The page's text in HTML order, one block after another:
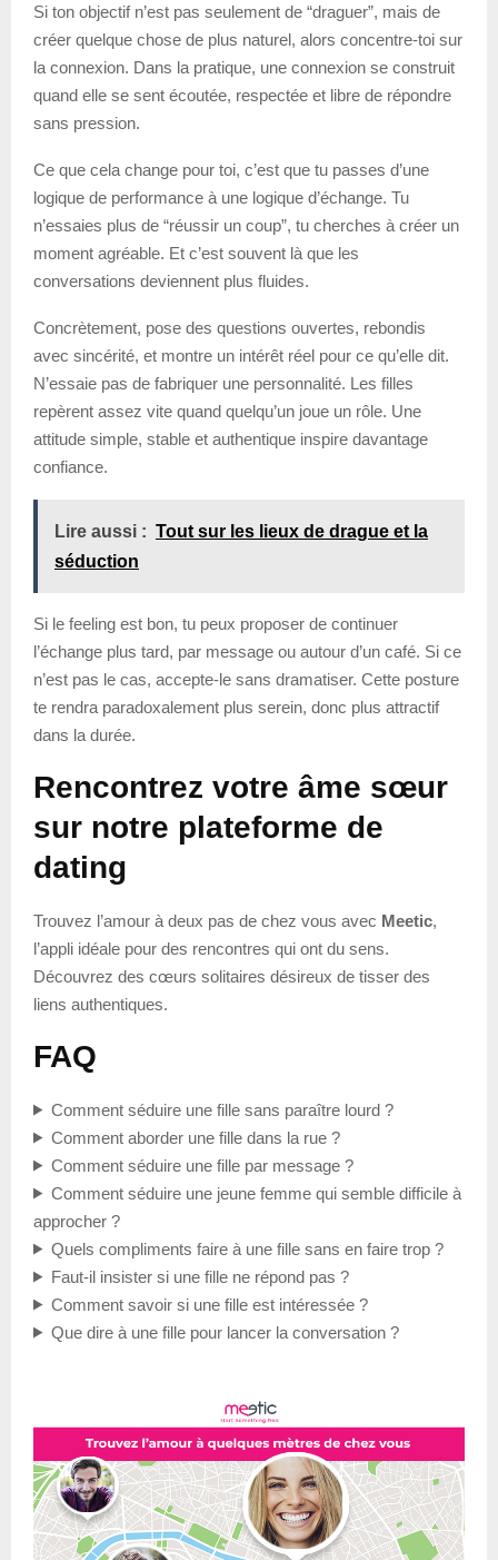
Si ton objectif n’est pas seulement de “draguer”, mais de
créer quelque chose de plus naturel, alors concentre-toi sur
la connexion. Dans la pratique, une connexion se construit
quand elle se sent écoutée, respectée et libre de répondre
sans pression.
Ce que cela change pour toi, c’est que tu passes d’une
logique de performance à une logique d’échange. Tu
n’essaies plus de “réussir un coup”, tu cherches à créer un
moment agréable. Et c’est souvent là que les
conversations deviennent plus fluides.
Concrètement, pose des questions ouvertes, rebondis
avec sincérité, et montre un intérêt réel pour ce qu’elle dit.
N’essaie pas de fabriquer une personnalité. Les filles
repèrent assez vite quand quelqu’un joue un rôle. Une
attitude simple, stable et authentique inspire davantage
confiance.
Lire aussi : Tout sur les lieux de drague et la
séduction
Si le feeling est bon, tu peux proposer de continuer
l’échange plus tard, par message ou autour d’un café. Si ce
n’est pas le cas, accepte-le sans dramatiser. Cette posture
te rendra paradoxalement plus serein, donc plus attractif
dans la durée.
Rencontrez votre âme sœur
sur notre plateforme de
dating
Trouvez l’amour à deux pas de chez vous avec Meetic,
l’appli idéale pour des rencontres qui ont du sens.
Découvrez des cœurs solitaires désireux de tisser des
liens authentiques.
FAQ
Comment séduire une fille sans paraître lourd ?
Comment aborder une fille dans la rue ?
Comment séduire une fille par message ?
Comment séduire une jeune femme qui semble difficile à
approcher ?
Quels compliments faire à une fille sans en faire trop ?
Faut-il insister si une fille ne répond pas ?
Comment savoir si une fille est intéressée ?
Que dire à une fille pour lancer la conversation ?